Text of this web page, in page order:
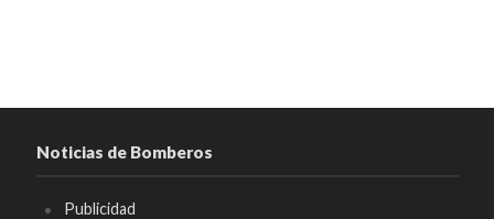
Noticias de Bomberos
Publicidad